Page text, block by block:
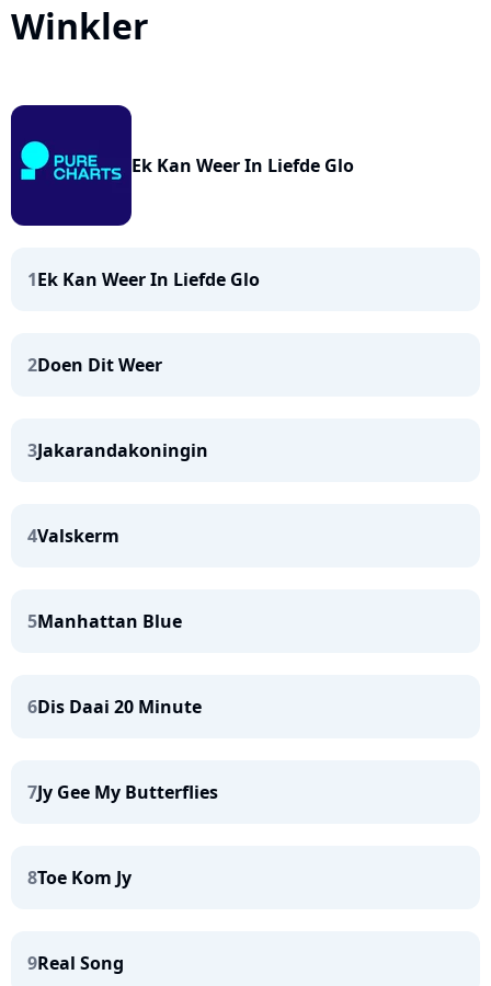
Winkler
Ek Kan Weer In Liefde Glo
1Ek Kan Weer In Liefde Glo
2Doen Dit Weer
3Jakarandakoningin
4Valskerm
5Manhattan Blue
6Dis Daai 20 Minute
7Jy Gee My Butterflies
8Toe Kom Jy
9Real Song